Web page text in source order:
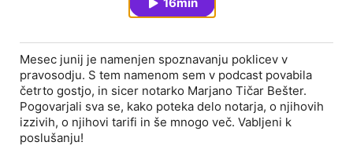
Mesec junij je namenjen spoznavanju poklicev v
pravosodju. S tem namenom sem v podcast povabila
četrto gostjo, in sicer notarko Marjano Tičar Bešter.
Pogovarjali sva se, kako poteka delo notarja, o njihovih
izzivih, o njihovi tarifi in še mnogo več. Vabljeni k
poslušanju!